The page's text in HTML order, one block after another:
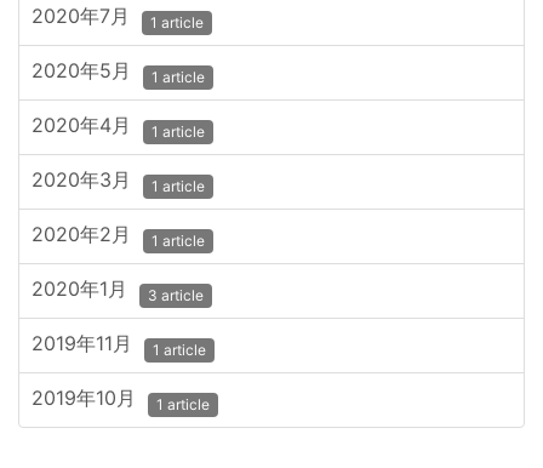
2020年7月 1 article
2020年5月 1 article
2020年4月 1 article
2020年3月 1 article
2020年2月 1 article
2020年1月 3 article
2019年11月 1 article
2019年10月 1 article